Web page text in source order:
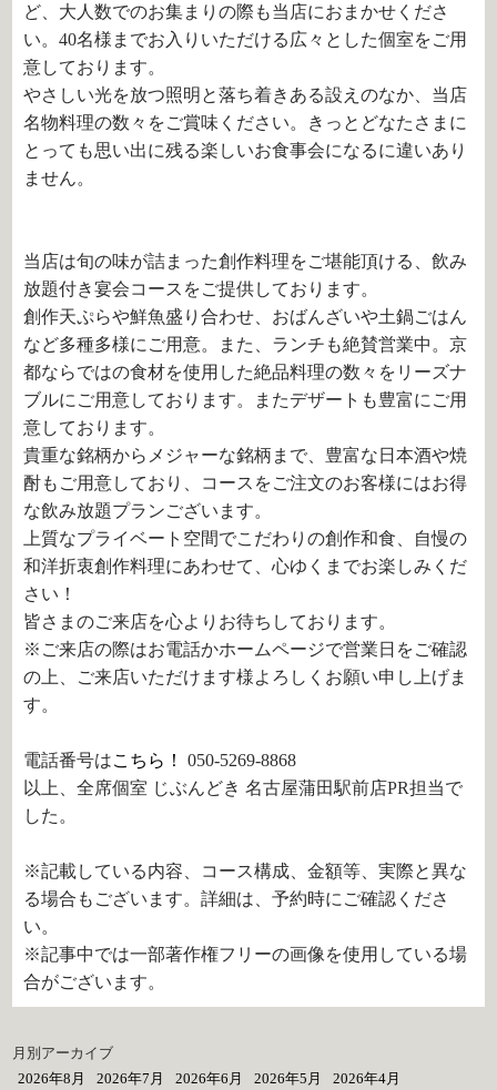
ど、大人数でのお集まりの際も当店におまかせくださ
い。40名様までお入りいただける広々とした個室をご用
意しております。
やさしい光を放つ照明と落ち着きある設えのなか、当店
名物料理の数々をご賞味ください。きっとどなたさまに
とっても思い出に残る楽しいお食事会になるに違いあり
ません。
当店は旬の味が詰まった創作料理をご堪能頂ける、飲み
放題付き宴会コースをご提供しております。
創作天ぷらや鮮魚盛り合わせ、おばんざいや土鍋ごはん
など多種多様にご用意。また、ランチも絶賛営業中。京
都ならではの食材を使用した絶品料理の数々をリーズナ
ブルにご用意しております。またデザートも豊富にご用
意しております。
貴重な銘柄からメジャーな銘柄まで、豊富な日本酒や焼
酎もご用意しており、コースをご注文のお客様にはお得
な飲み放題プランございます。
上質なプライベート空間でこだわりの創作和食、自慢の
和洋折衷創作料理にあわせて、心ゆくまでお楽しみくだ
さい！
皆さまのご来店を心よりお待ちしております。
※ご来店の際はお電話かホームページで営業日をご確認
の上、ご来店いただけます様よろしくお願い申し上げま
す。
電話番号はこちら！
050-5269-8868
以上、全席個室 じぶんどき 名古屋蒲田駅前店PR担当で
した。
※記載している内容、コース構成、金額等、実際と異な
る場合もございます。詳細は、予約時にご確認くださ
い。
※記事中では一部著作権フリーの画像を使用している場
合がございます。
月別アーカイブ
2026年8月
2026年7月 2026年6月 2026年5月
2026年4月